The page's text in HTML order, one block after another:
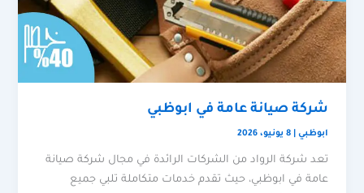
شركة صيانة عامة في ابوظبي
ابوظبي |8 يونيو، 2026
تعد شركة الرواد من الشركات الرائدة في مجال شركة صيانة
عامة في ابوظبي، حيث تقدم خدمات متكاملة تلبي جميع